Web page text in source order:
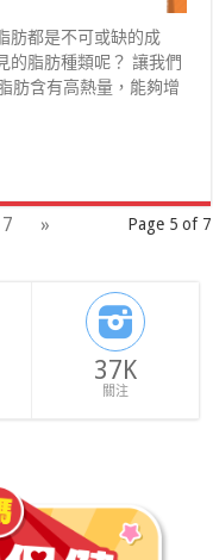
肪都是不可或缺的成
的脂肪種類呢？ 讓我們
肪含有高熱量，能夠增
Page 5 of 7
7 »
37K
關注